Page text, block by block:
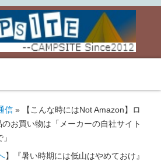
信» 【こんな時にはNot Amazon】ロ
お買い物は「メーカーの自社サイト
】『暑い時期には低山はやめておけ』